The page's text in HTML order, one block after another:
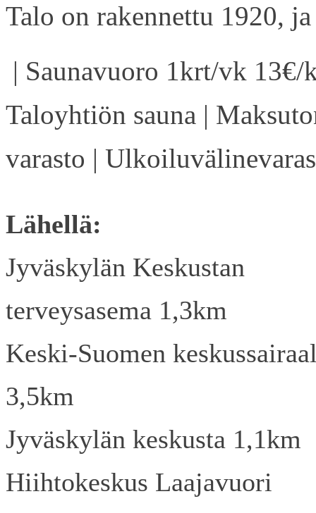
Talo on rakennettu 1920,
| Saunavuoro 1krt/vk
Taloyhtiön sauna |
varasto |
Lähellä:
Jyväskylän Keskustan
terveysasema 1,3km
Keski-Suomen
3,5km
Jyväskylän keskusta 1,1km
Hiihtokeskus Laajavuori